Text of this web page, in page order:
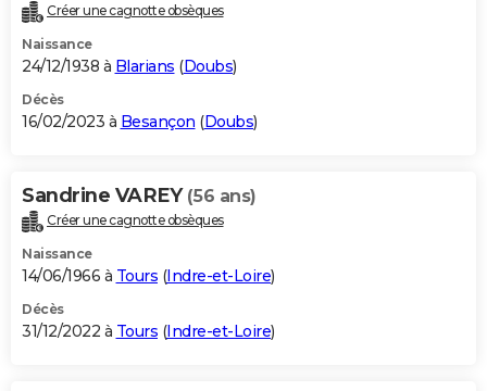
Créer une cagnotte obsèques
Naissance
24/12/1938 à Blarians (Doubs)
Décès
16/02/2023 à Besançon (Doubs)
Sandrine VAREY (56 ans)
Créer une cagnotte obsèques
Naissance
14/06/1966 à Tours (Indre-et-Loire)
Décès
31/12/2022 à Tours (Indre-et-Loire)